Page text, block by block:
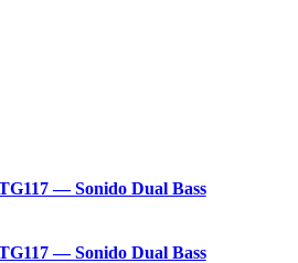
— Sonido Dual Bass
— Sonido Dual Bass